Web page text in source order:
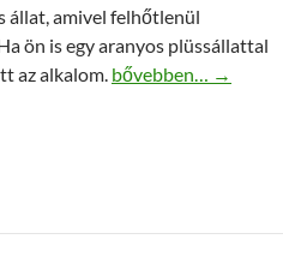
állat, amivel felhőtlenül
ön is egy aranyos plüssállattal
az alkalom. Fur balls rózsaszín
bővebben… →